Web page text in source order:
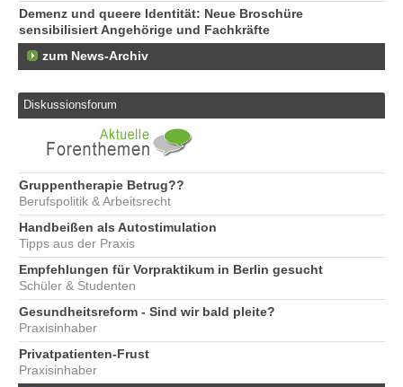
Demenz und queere Identität: Neue Broschüre
sensibilisiert Angehörige und Fachkräfte
zum News-Archiv
Diskussionsforum
Gruppentherapie Betrug??
Berufspolitik & Arbeitsrecht
Handbeißen als Autostimulation
Tipps aus der Praxis
Empfehlungen für Vorpraktikum in Berlin gesucht
Schüler & Studenten
Gesundheitsreform - Sind wir bald pleite?
Praxisinhaber
Privatpatienten-Frust
Praxisinhaber